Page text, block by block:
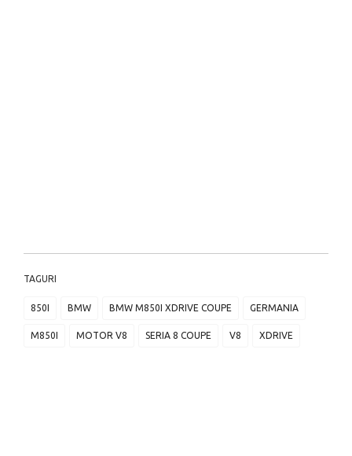
TAGURI
850I BMW BMW M850I XDRIVE COUPE GERMANIA
M850I MOTOR V8 SERIA 8 COUPE V8 XDRIVE